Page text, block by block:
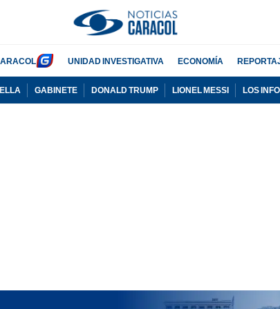
UNIDAD INVESTIGATIVA ECONOMÍA
GABINETE DONALD TRUMP LIONEL MESSI LOS